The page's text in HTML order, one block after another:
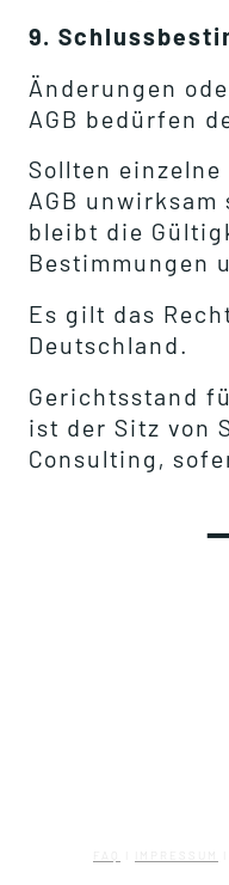
9.
Änderungen
AGB bedürfen
Sollten
AGB
bleibt die
Bestimmungen
Es gilt das
Deutschland.
Gerichtsstand
ist der Sitz von
Consulting,